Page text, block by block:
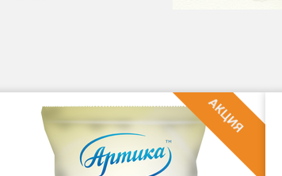
AКЦИЯ